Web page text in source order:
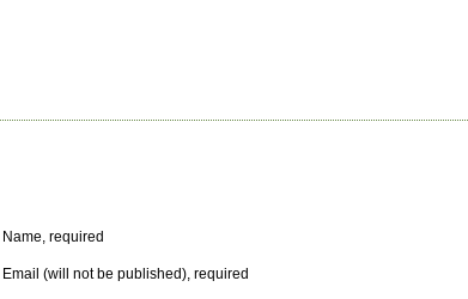
Name, required
Email (will not be published), required